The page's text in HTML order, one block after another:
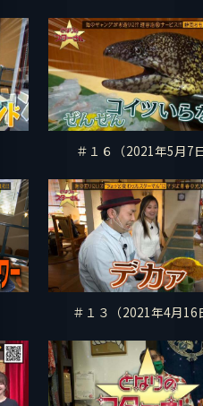
＃１６（2021年5月7
＃１３（2021年4月16